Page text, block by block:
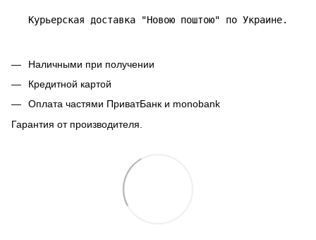
Курьерская доставка "Новою поштою" по Украине.
Наличными при получении
Кредитной картой
Оплата частями ПриватБанк и monobank
Гарантия от производителя.